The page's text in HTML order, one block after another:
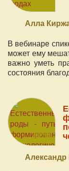
Алла
В вебинаре
может ему
важно уметь
состояния
Александр